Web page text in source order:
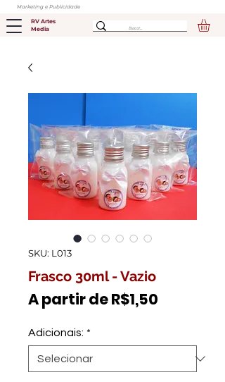
Marketing e Publicidade
RV Artes
Media
SKU: L013
Frasco 30ml - Vazio
A partir deR$1,50
Adicionais: *